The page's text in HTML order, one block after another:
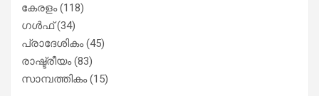
കേരളം(118)
ഗൾഫ്(34)
പ്രാദേശികം(45)
രാഷ്ട്രീയം(83)
സാമ്പത്തികം(15)